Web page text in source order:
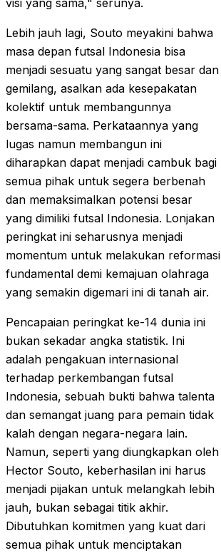
visi yang sama," serunya.
Lebih jauh lagi, Souto meyakini bahwa
masa depan futsal Indonesia bisa
menjadi sesuatu yang sangat besar dan
gemilang, asalkan ada kesepakatan
kolektif untuk membangunnya
bersama-sama. Perkataannya yang
lugas namun membangun ini
diharapkan dapat menjadi cambuk bagi
semua pihak untuk segera berbenah
dan memaksimalkan potensi besar
yang dimiliki futsal Indonesia. Lonjakan
peringkat ini seharusnya menjadi
momentum untuk melakukan reformasi
fundamental demi kemajuan olahraga
yang semakin digemari ini di tanah air.
Pencapaian peringkat ke-14 dunia ini
bukan sekadar angka statistik. Ini
adalah pengakuan internasional
terhadap perkembangan futsal
Indonesia, sebuah bukti bahwa talenta
dan semangat juang para pemain tidak
kalah dengan negara-negara lain.
Namun, seperti yang diungkapkan oleh
Hector Souto, keberhasilan ini harus
menjadi pijakan untuk melangkah lebih
jauh, bukan sebagai titik akhir.
Dibutuhkan komitmen yang kuat dari
semua pihak untuk menciptakan